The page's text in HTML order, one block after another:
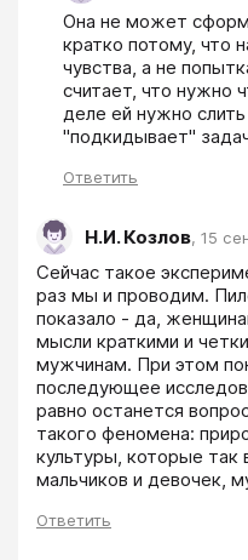
Она не может
кратко потому, что
чувства, а не
считает, что нужно
деле ей нужно
"подкидывает"
Ответить
Н.И. Козлов, 15
Сейчас такое
раз мы и проводим.
показало - да,
мысли краткими и
мужчинам. При этом
последующее
равно останется
такого феномена:
культуры, которые так
мальчиков и девочек,
Ответить